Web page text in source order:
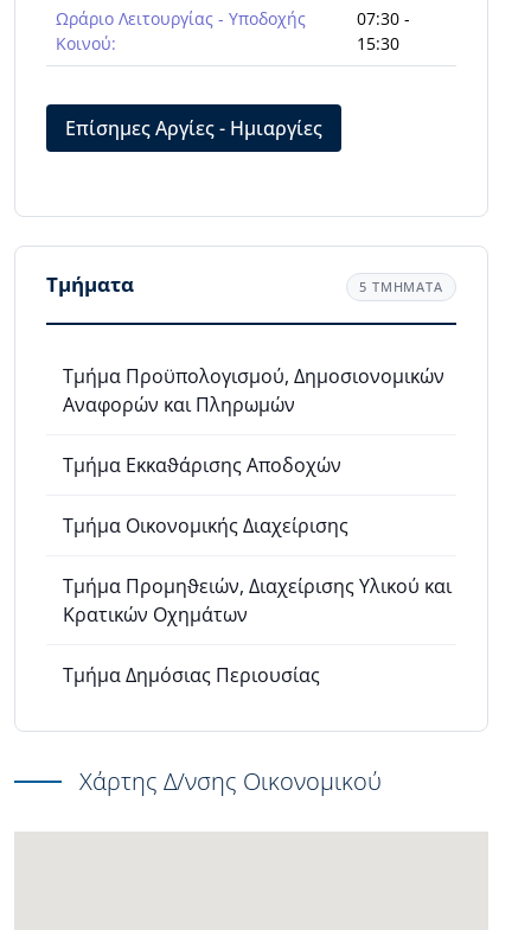
Ωράριο Λειτουργίας - Υποδοχής
Κοινού:
07:30 -
15:30
Επίσημες Αργίες - Ημιαργίες
Τμήματα 5 ΤΜΗΜΑΤΑ
Τμήμα Προϋπολογισμού, Δημοσιονομικών
Αναφορών και Πληρωμών
Τμήμα Εκκαϑάρισης Αποδοχών
Τμήμα Οικονομικής Διαχείρισης
Τμήμα Προμηϑειών, Διαχείρισης Υλικού και
Κρατικών Οχημάτων
Τμήμα Δημόσιας Περιουσίας
Χάρτης Δ/νσης Οικονομικού